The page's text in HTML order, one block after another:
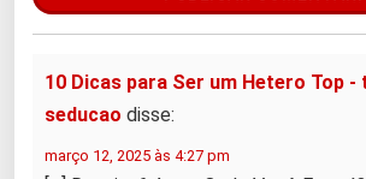
10 Dicas para Ser um Hetero Top -
seducao disse:
março 12, 2025 às 4:27 pm